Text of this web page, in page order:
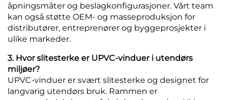
åpningsmåter og beslagkonfigurasjoner. Vårt team
kan også støtte OEM- og masseproduksjon for
distributører, entreprenører og byggeprosjekter i
ulike markeder.
3. Hvor slitesterke er UPVC-vinduer i utendørs
miljøer?
UPVC-vinduer er svært slitesterke og designet for
langvarig utendørs bruk. Rammen er